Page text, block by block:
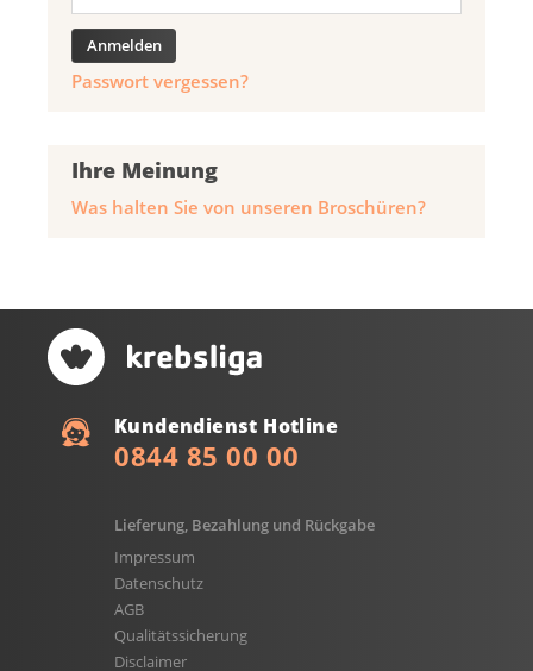
Passwort vergessen?
Ihre Meinung
Was halten Sie von unseren Broschüren?
Kundendienst Hotline
0844 85 00 00
Lieferung, Bezahlung und Rückgabe
Impressum
Datenschutz
AGB
Qualitätssicherung
Disclaimer